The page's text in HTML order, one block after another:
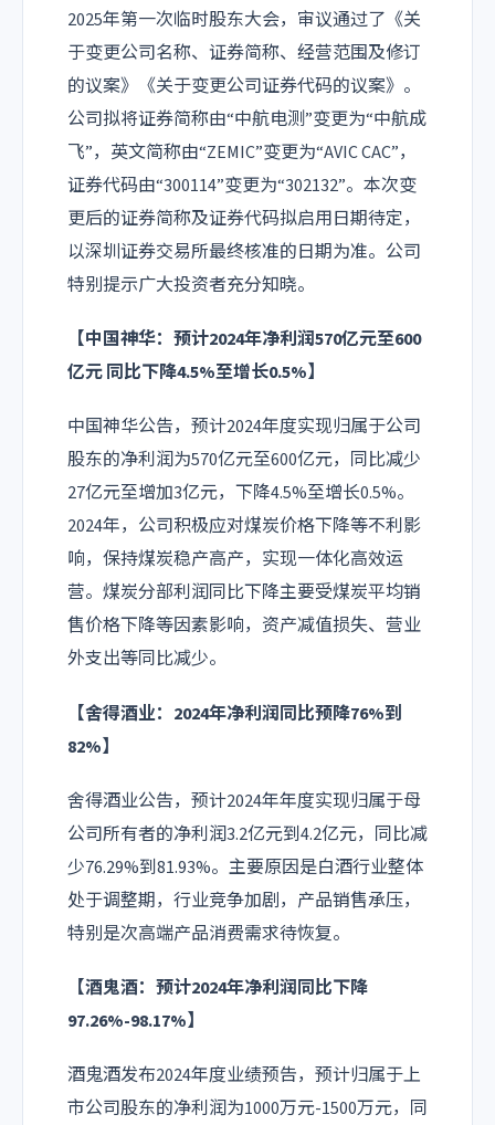
2025年第一次临时股东大会，审议通过了《关
于变更公司名称、证券简称、经营范围及修订
的议案》《关于变更公司证券代码的议案》。
公司拟将证券简称由“中航电测”变更为“中航成
飞”，英文简称由“ZEMIC”变更为“AVIC CAC”，
证券代码由“300114”变更为“302132”。本次变
更后的证券简称及证券代码拟启用日期待定，
以深圳证券交易所最终核准的日期为准。公司
特别提示广大投资者充分知晓。
【中国神华：预计2024年净利润570亿元至600
亿元 同比下降4.5%至增长0.5%】
中国神华公告，预计2024年度实现归属于公司
股东的净利润为570亿元至600亿元，同比减少
27亿元至增加3亿元，下降4.5%至增长0.5%。
2024年，公司积极应对煤炭价格下降等不利影
响，保持煤炭稳产高产，实现一体化高效运
营。煤炭分部利润同比下降主要受煤炭平均销
售价格下降等因素影响，资产减值损失、营业
外支出等同比减少。
【舍得酒业：2024年净利润同比预降76%到
82%】
舍得酒业公告，预计2024年年度实现归属于母
公司所有者的净利润3.2亿元到4.2亿元，同比减
少76.29%到81.93%。主要原因是白酒行业整体
处于调整期，行业竞争加剧，产品销售承压，
特别是次高端产品消费需求待恢复。
【酒鬼酒：预计2024年净利润同比下降
97.26%-98.17%】
酒鬼酒发布2024年度业绩预告，预计归属于上
市公司股东的净利润为1000万元-1500万元，同